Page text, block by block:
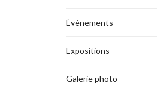
Évènements
Expositions
Galerie photo